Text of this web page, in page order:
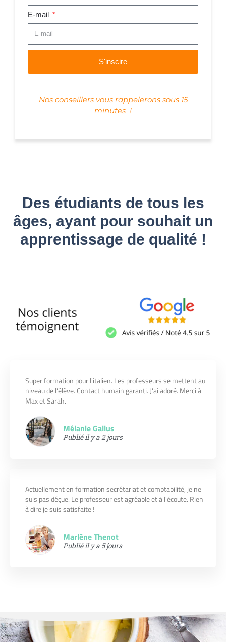
E-mail
S'inscire
Nos conseillers vous rappelerons sous 15
minutes !
Des étudiants de tous les
âges, ayant pour souhait un
apprentissage de qualité !
Super formation pour l'italien. Les professeurs se mettent au
niveau de l'élève. Contact humain garanti. J'ai adoré. Merci à
Max et Sarah.
Mélanie Gallus
Publié il y a 2 jours
Actuellement en formation secrétariat et comptabilité, je ne
suis pas déçue. Le professeur est agréable et à l'écoute. Rien
à dire je suis satisfaite !
Marlène Thenot
Publié il y a 5 jours